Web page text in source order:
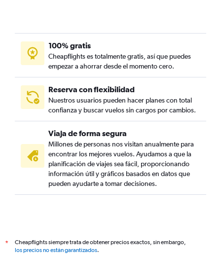
100% gratis
Cheapflights es totalmente gratis, así que puedes
empezar a ahorrar desde el momento cero.
Reserva con flexibilidad
Nuestros usuarios pueden hacer planes con total
confianza y buscar vuelos sin cargos por cambios.
Viaja de forma segura
Millones de personas nos visitan anualmente para
encontrar los mejores vuelos. Ayudamos a que la
planificación de viajes sea fácil, proporcionando
información útil y gráficos basados en datos que
pueden ayudarte a tomar decisiones.
*
Cheapflights siempre trata de obtener precios exactos, sin embargo,
los precios no están garantizados.